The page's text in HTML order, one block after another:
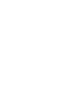
- samo
i za one koji